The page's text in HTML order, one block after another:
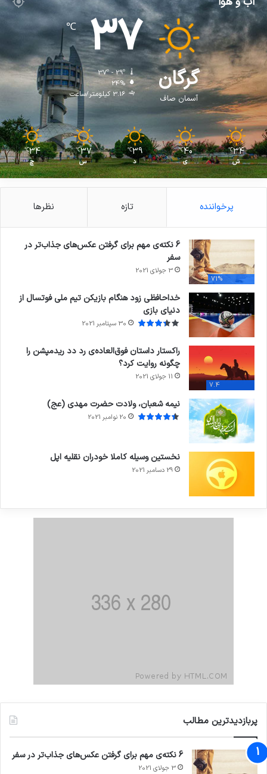
گرگان
آسمان صاف
37
℃
37º - 29º
24%
3.16 کیلومتر/ساعت
34
℃
ش
40
℃
ی
39
℃
د
37
℃
س
34
℃
چ
پرخواننده تازه نظرها
71%
6 نکته‌ی مهم برای گرفتن عکس‌های جذاب‌تر در
سفر
3 جولای 2021
خداحافظی زود هنگام بازیکن تیم ملی فوتسال از
دنیای بازی
30 سپتامبر 2021
7.4
راکستار داستان فوق‌العاده‌ی رد دد ریدمپشن را
چگونه روایت کرد؟
11 جولای 2021
نیمه شعبان، ولادت حضرت مهدی (عج)
20 نوامبر 2021
نخستین وسیله کاملا خودران نقلیه اپل
29 دسامبر 2021
پربازدیدترین مطالب
6 نکته‌ی مهم برای گرفتن عکس‌های جذاب‌تر در سفر
3 جولای 2021